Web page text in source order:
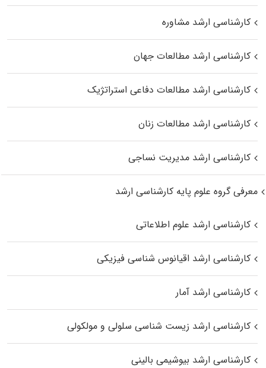
کارشناسی ارشد مشاوره
کارشناسی ارشد مطالعات جهان
کارشناسی ارشد مطالعات دفاعی استراتژیک
کارشناسی ارشد مطالعات زنان
کارشناسی ارشد مدیریت نساجی
معرفی گروه علوم پایه کارشناسی ارشد
کارشناسی ارشد علوم اطلاعاتی
کارشناسی ارشد اقیانوس‌ شناسی فیزیکی
کارشناسی ارشد آمار
کارشناسی ارشد زیست شناسی سلولی و مولکولی
کارشناسی ارشد بیوشیمی بالینی